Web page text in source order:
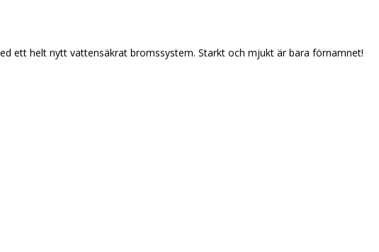
ett helt nytt vattensäkrat bromssystem. Starkt och mjukt är bara förnamnet!